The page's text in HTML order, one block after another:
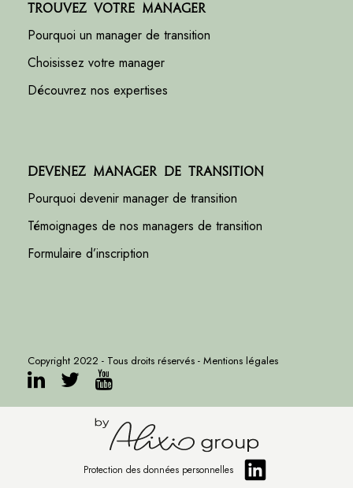
Trouvez votre manager
Pourquoi un manager de transition
Choisissez votre manager
Découvrez nos expertises
Devenez manager de transition
Pourquoi devenir manager de transition
Témoignages de nos managers de transition
Formulaire d’inscription
Copyright 2022 - Tous droits réservés - Mentions légales
Protection des données personnelles